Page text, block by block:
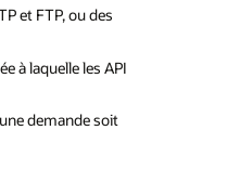
et FTP, ou des
à laquelle les API
demande soit